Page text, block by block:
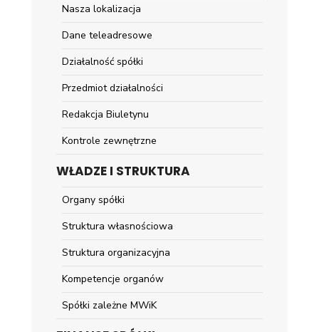
Nasza lokalizacja
Dane teleadresowe
Działalność spółki
Przedmiot działalności
Redakcja Biuletynu
Kontrole zewnętrzne
WŁADZE I STRUKTURA
Organy spółki
Struktura własnościowa
Struktura organizacyjna
Kompetencje organów
Spółki zależne MWiK